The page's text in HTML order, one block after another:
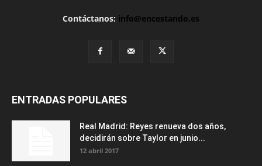
Contáctanos: info@encestando.es
ENTRADAS POPULARES
Real Madrid: Reyes renueva dos años,
decidirán sobre Taylor en junio...
12 abril 2017